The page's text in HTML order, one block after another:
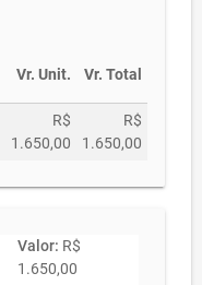
Vr. Unit. Vr. Total
R$
1.650,00
R$
1.650,00
Valor: R$
1.650,00